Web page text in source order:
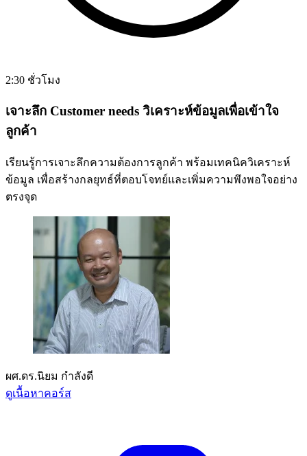
2:30 ชั่วโมง
เจาะลึก Customer needs วิเคราะห์ข้อมูลเพื่อเข้าใจ
ลูกค้า
เรียนรู้การเจาะลึกความต้องการลูกค้า พร้อมเทคนิควิเคราะห์
ข้อมูล เพื่อสร้างกลยุทธ์ที่ตอบโจทย์และเพิ่มความพึงพอใจอย่าง
ตรงจุด
ผศ.ดร.นิยม กำลังดี
ดูเนื้อหาคอร์ส